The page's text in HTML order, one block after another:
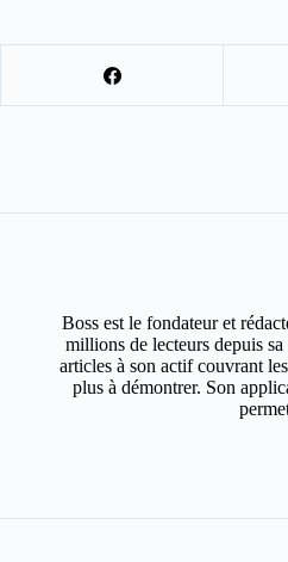
Boss est le fondateur et
millions de lecteurs depuis
articles à son actif couvrant
plus à démontrer. Son